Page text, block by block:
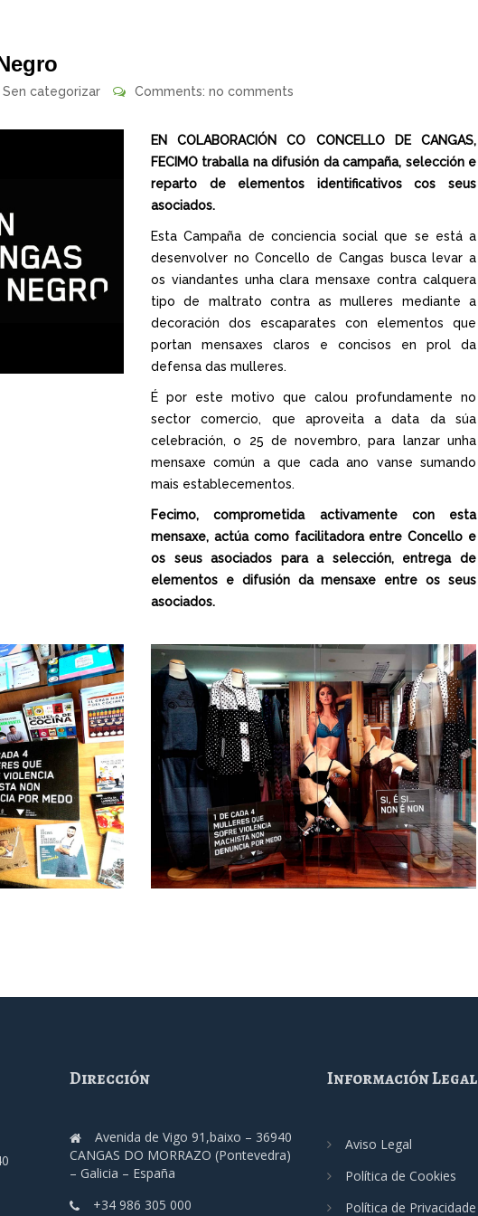
Sen categorizar Comments: no comments
EN COLABORACIÓN CO CONCELLO DE CANGAS,
FECIMO traballa na difusión da campaña, selección e
reparto de elementos identificativos cos seus
asociados.
Esta Campaña de conciencia social que se está a
desenvolver no Concello de Cangas busca levar a
os viandantes unha clara mensaxe contra calquera
tipo de maltrato contra as mulleres mediante a
decoración dos escaparates con elementos que
portan mensaxes claros e concisos en prol da
defensa das mulleres.
É por este motivo que calou profundamente no
sector comercio, que aproveita a data da súa
celebración, o 25 de novembro, para lanzar unha
mensaxe común a que cada ano vanse sumando
mais establecementos.
Fecimo, comprometida activamente con esta
mensaxe, actúa como facilitadora entre Concello e
os seus asociados para a selección, entrega de
elementos e difusión da mensaxe entre os seus
asociados.
Dirección
Avenida de Vigo 91,baixo – 36940
CANGAS DO MORRAZO (Pontevedra)
– Galicia – España
+34 986 305 000
Información Legal
Aviso Legal
Política de Cookies
Política de Privacidade